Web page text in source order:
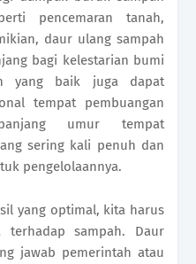
pencemaran tanah,
daur ulang sampah
bagi kelestarian bumi
yang baik juga dapat
tempat pembuangan
umur tempat
sering kali penuh dan
pengelolaannya.
yang optimal, kita harus
sampah. Daur
jawab pemerintah atau